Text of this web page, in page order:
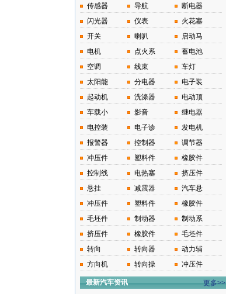
传感器
导航
断电器
闪光器
仪表
火花塞
开关
喇叭
启动马
电机
点火系
蓄电池
空调
线束
车灯
太阳能
分电器
电子装
起动机
洗涤器
电动顶
车载小
影音
继电器
电控装
电子诊
发电机
报警器
控制器
调节器
冲压件
塑料件
橡胶件
控制线
电热塞
挤压件
悬挂
减震器
汽车悬
冲压件
塑料件
橡胶件
毛坯件
制动器
制动系
挤压件
橡胶件
毛坯件
转向
转向器
动力辅
方向机
转向操 冲压件
最新汽车资讯
更多>>